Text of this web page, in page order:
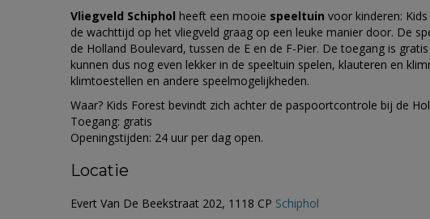
Vliegveld Schiphol heeft een mooie speeltuin voor kinderen:
de wachttijd op het vliegveld graag op een leuke manier door. De
de Holland Boulevard, tussen de E en de F-Pier. De toegang is
kunnen dus nog even lekker in de speeltuin spelen, klauteren en
klimtoestellen en andere speelmogelijkheden.
Waar? Kids Forest bevindt zich achter de paspoortcontrole bij de
Toegang: gratis
Openingstijden: 24 uur per dag open.
Locatie
Evert Van De Beekstraat 202, 1118 CP Schiphol